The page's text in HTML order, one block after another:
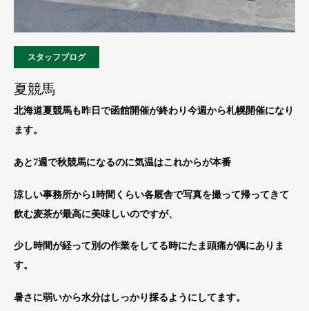
スタッフブログ
夏競馬
北海道夏競馬も昨日で函館開催が終わり今週から札幌開催になり
ます。
あと7週で秋競馬になるのに気温はこれからが本番
涼しい事務所から1時間くらい各厩舎で写真を撮って帰ってきて
飲む麦茶が最高に美味しいのですが、
少し時間が経って別の作業をしてる時にたま頭痛が偶にありま
す。
暑さに弱いから水分はしっかり採るようにしてます。